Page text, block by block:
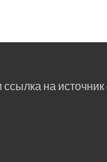
на источник